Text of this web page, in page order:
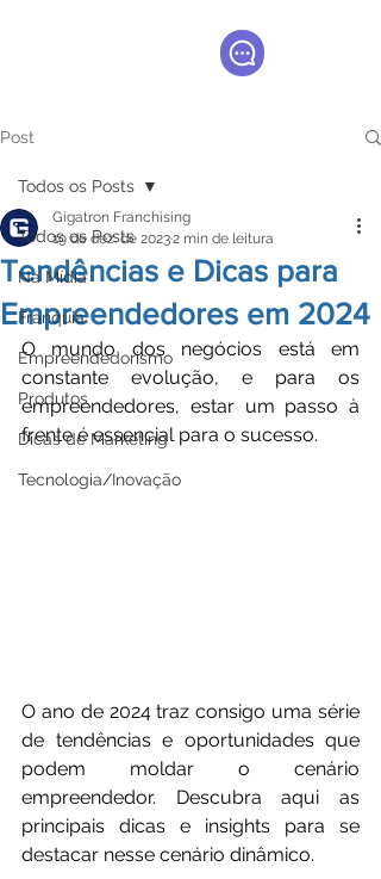
Post
Todos os Posts
Na Mídia
Franquia
Empreendedorismo
Produtos
Dicas de Marketing
Tecnologia/Inovação
Todos os Posts
Tendências e Dicas para
Empreendedores em 2024
Gigatron Franchising
19 de dez. de 20232 min de leitura
O mundo dos negócios está em
constante evolução, e para os
empreendedores, estar um passo à
frente é essencial para o sucesso.
O ano de 2024 traz consigo uma série
de tendências e oportunidades que
podem moldar o cenário
empreendedor. Descubra aqui as
principais dicas e insights para se
destacar nesse cenário dinâmico.